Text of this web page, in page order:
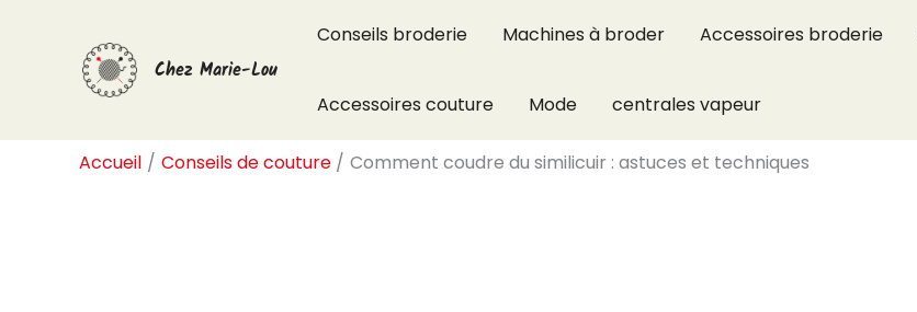
Chez Marie-Lou
Conseils broderie Machines à broder Accessoires broderie
Accessoires couture Mode centrales vapeur
Accueil Conseils de couture Comment coudre du similicuir : astuces et techniques